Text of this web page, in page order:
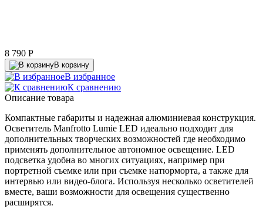
8 790 P
В корзину
В избранное
К сравнению
Описание товара
Компактные габариты и надежная алюминиевая конструкция.
Осветитель Manfrotto Lumie LED идеально подходит для
дополнительных творческих возможностей где необходимо
применять дополнительное автономное освещение. LED
подсветка удобна во многих ситуациях, например при
портретной съемке или при съемке натюрморта, а также для
интервью или видео-блога. Используя несколько осветителей
вместе, ваши возможности для освещения существенно
расширятся.